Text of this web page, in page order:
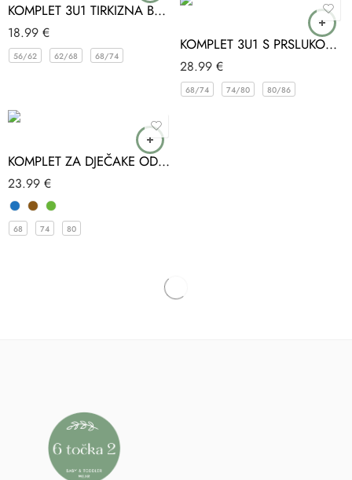
KOMPLET 3U1 TIRKIZNA BABYIM
18.99 €
56/62 62/68 68/74
KOMPLET 3U1 S PRSLUKOM ZA DJEČAKE HIPPIL
28.99 €
68/74 74/80 80/86
KOMPLET ZA DJEČAKE OD MUSLINA JOYOLA
23.99 €
68 74 80